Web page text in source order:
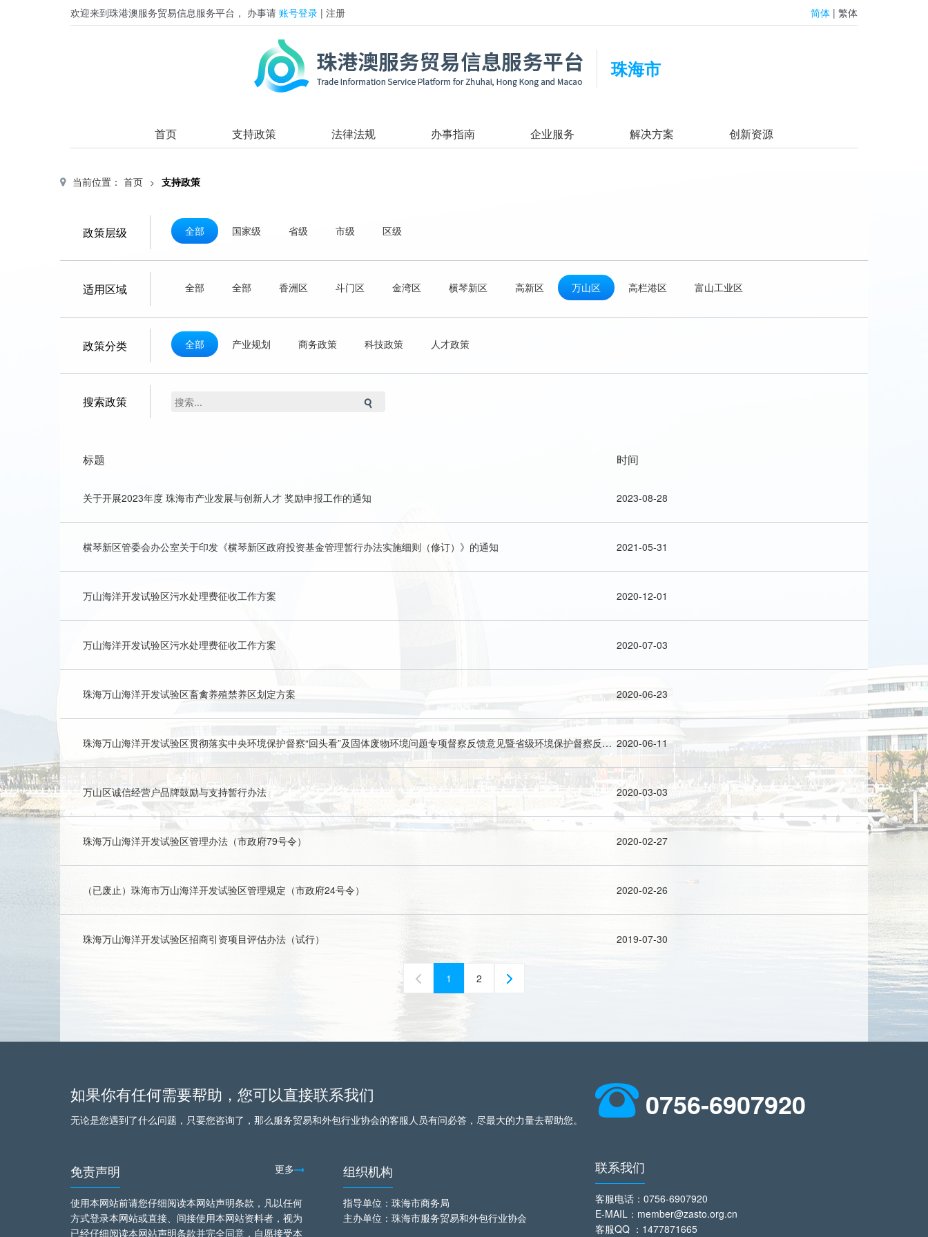
欢迎来到珠港澳服务贸易信息服务平台， 办事请 账号登录 | 注册 简体 | 繁体
珠海市
首页 支持政策 法律法规 办事指南 企业服务 解决方案 创新资源
当前位置： 首页 > 支持政策
政策层级 全部 国家级 省级 市级 区级
适用区域 全部 全部 香洲区 斗门区 金湾区 横琴新区 高新区 万山区 高栏港区 富山工业区
政策分类 全部 产业规划 商务政策 科技政策 人才政策
搜索政策
标题 时间
关于开展2023年度 珠海市产业发展与创新人才 奖励申报工作的通知 2023-08-28
横琴新区管委会办公室关于印发《横琴新区政府投资基金管理暂行办法实施细则（修订）》的通知 2021-05-31
万山海洋开发试验区污水处理费征收工作方案 2020-12-01
万山海洋开发试验区污水处理费征收工作方案 2020-07-03
珠海万山海洋开发试验区畜禽养殖禁养区划定方案 2020-06-23
珠海万山海洋开发试验区贯彻落实中央环境保护督察“回头看”及固体废物环境问题专项督察反馈意见暨省级环境保护督察反馈意见整改方案 2020-06-11
万山区诚信经营户品牌鼓励与支持暂行办法 2020-03-03
珠海万山海洋开发试验区管理办法（市政府79号令） 2020-02-27
（已废止）珠海市万山海洋开发试验区管理规定（市政府24号令） 2020-02-26
珠海万山海洋开发试验区招商引资项目评估办法（试行） 2019-07-30
1 2
如果你有任何需要帮助，您可以直接联系我们
无论是您遇到了什么问题，只要您咨询了，那么服务贸易和外包行业协会的客服人员有问必答，尽最大的力量去帮助您。
免责声明 更多
使用本网站前请您仔细阅读本网站声明条款，凡以任何
方式登录本网站或直接、间接使用本网站资料者，视为
已经仔细阅读本网站声明条款并完全同意，自愿接受本
组织机构
指导单位：珠海市商务局
主办单位：珠海市服务贸易和外包行业协会
0756-6907920
联系我们
客服电话 ：0756-6907920
E-MAIL：member@zasto.org.cn
客服QQ ：1477871665